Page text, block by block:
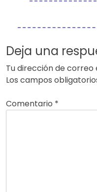
Deja una
Tu dirección de
Los campos
Comentario *